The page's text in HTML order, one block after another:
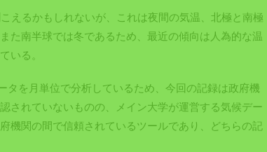
えるかもしれないが、これは夜間の気温、北極と南極
た南半球では冬であるため、最近の傾向は人為的な温
いる。
タを月単位で分析しているため、今回の記録は政府機
されていないものの、メイン大学が運営する気候デー
機関の間で信頼されているツールであり、どちらの記